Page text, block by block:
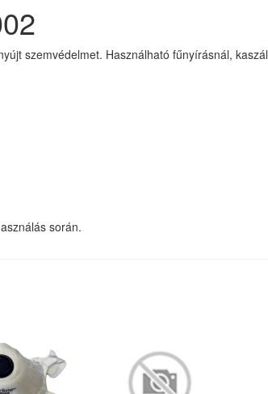
szemvédelmet. Használható fűnyírásnál,
során.